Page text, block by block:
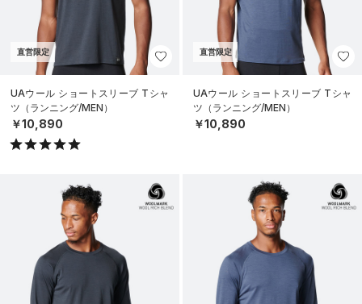
直営限定
UAウール ショートスリーブ Tシャ
ツ（ランニング/MEN）
￥10,890
直営限定
UAウール ショートスリーブ Tシャ
ツ（ランニング/MEN）
￥10,890